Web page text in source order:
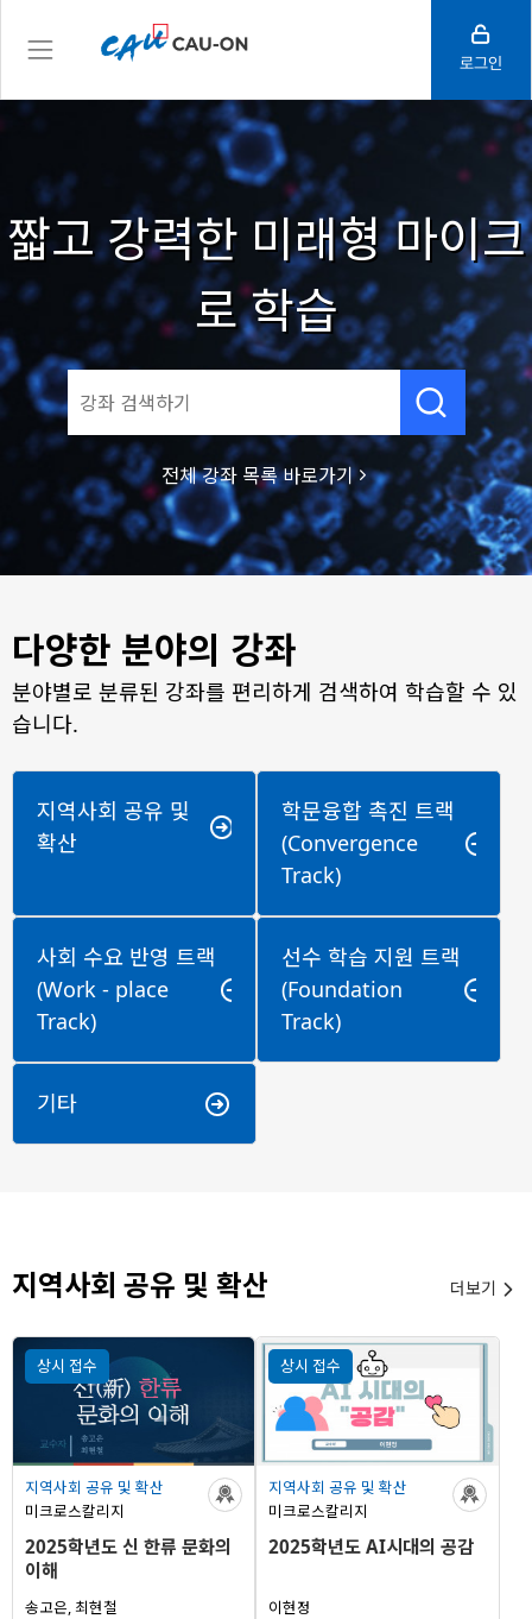
로그인
짧고 강력한 미래형 마이크
로 학습

전체 강좌 목록 바로가기
다양한 분야의 강좌
분야별로 분류된 강좌를 편리하게 검색하여 학습할 수 있
습니다.
지역사회 공유 및
확산
학문융합 촉진 트랙
(Convergence
Track)
사회 수요 반영 트랙
(Work - place
Track)
선수 학습 지원 트랙
(Foundation
Track)
기타
지역사회 공유 및 확산 더보기 
상시 접수
지역사회 공유 및 확산
2025학년도 신 한류 문화의
이해
미크로스칼리지
송고은, 최현철
상시 접수
지역사회 공유 및 확산
2025학년도 AI시대의 공감
미크로스칼리지
이현정